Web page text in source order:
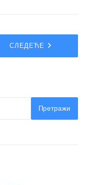
СЛЕДЕЋЕ
Претражи